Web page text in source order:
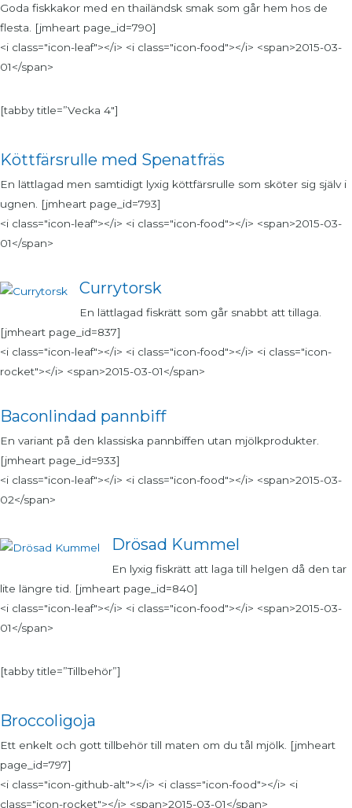
Goda fiskkakor med en thailändsk smak som går hem hos de
flesta. [jmheart page_id=790]
<i class="icon-leaf"></i> <i class="icon-food"></i> <span>2015-03-
01</span>
[tabby title=”Vecka 4″]
Köttfärsrulle med Spenatfräs
En lättlagad men samtidigt lyxig köttfärsrulle som sköter sig själv i
ugnen. [jmheart page_id=793]
<i class="icon-leaf"></i> <i class="icon-food"></i> <span>2015-03-
01</span>
Currytorsk
En lättlagad fiskrätt som går snabbt att tillaga.
[jmheart page_id=837]
<i class="icon-leaf"></i> <i class="icon-food"></i> <i class="icon-
rocket"></i> <span>2015-03-01</span>
Baconlindad pannbiff
En variant på den klassiska pannbiffen utan mjölkprodukter.
[jmheart page_id=933]
<i class="icon-leaf"></i> <i class="icon-food"></i> <span>2015-03-
02</span>
Drösad Kummel
En lyxig fiskrätt att laga till helgen då den tar
lite längre tid. [jmheart page_id=840]
<i class="icon-leaf"></i> <i class="icon-food"></i> <span>2015-03-
01</span>
[tabby title=”Tillbehör”]
Broccoligoja
Ett enkelt och gott tillbehör till maten om du tål mjölk. [jmheart
page_id=797]
<i class="icon-github-alt"></i> <i class="icon-food"></i> <i
class="icon-rocket"></i> <span>2015-03-01</span>